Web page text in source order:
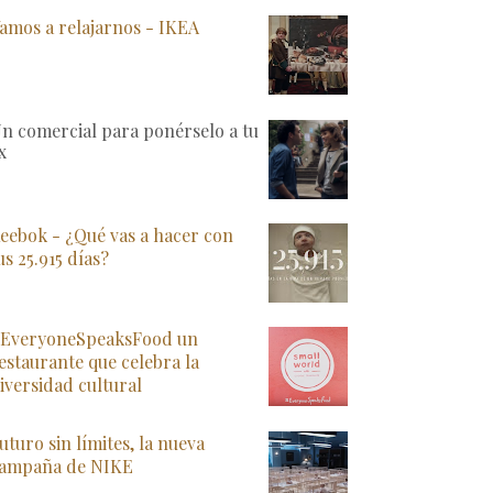
a relajarnos - IKEA
comercial para ponérselo a tu
- ¿Qué vas a hacer con
25.915 días?
un
que celebra la
cultural
sin límites, la nueva
de NIKE